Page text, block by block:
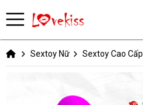
Sextoy Nữ Sextoy Cao Cấp